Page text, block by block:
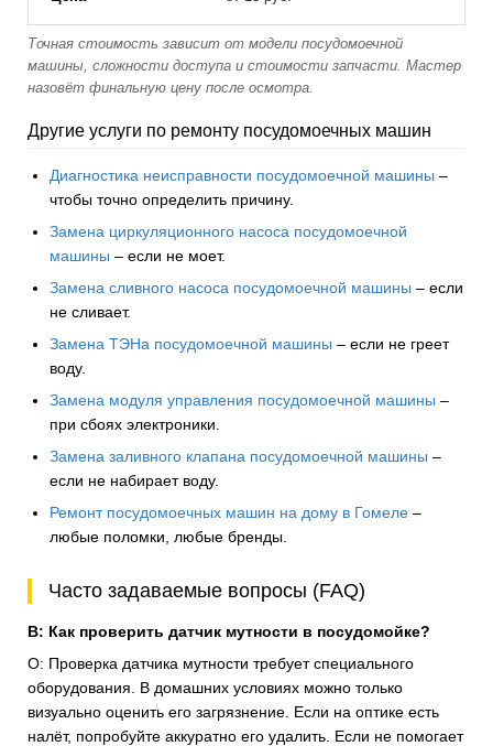
Точная стоимость зависит от модели посудомоечной
машины, сложности доступа и стоимости запчасти. Мастер
назовёт финальную цену после осмотра.
Другие услуги по ремонту посудомоечных машин
Диагностика неисправности посудомоечной машины –
чтобы точно определить причину.
Замена циркуляционного насоса посудомоечной
машины – если не моет.
Замена сливного насоса посудомоечной машины – если
не сливает.
Замена ТЭНа посудомоечной машины – если не греет
воду.
Замена модуля управления посудомоечной машины –
при сбоях электроники.
Замена заливного клапана посудомоечной машины –
если не набирает воду.
Ремонт посудомоечных машин на дому в Гомеле –
любые поломки, любые бренды.
Часто задаваемые вопросы (FAQ)
В: Как проверить датчик мутности в посудомойке?
О: Проверка датчика мутности требует специального
оборудования. В домашних условиях можно только
визуально оценить его загрязнение. Если на оптике есть
налёт, попробуйте аккуратно его удалить. Если не помогает